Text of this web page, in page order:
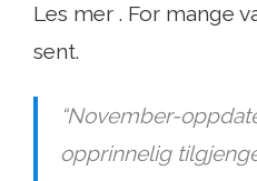
Les mer . For mange
sent.
“November-
opprinnelig